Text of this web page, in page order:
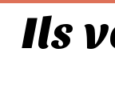
Ils